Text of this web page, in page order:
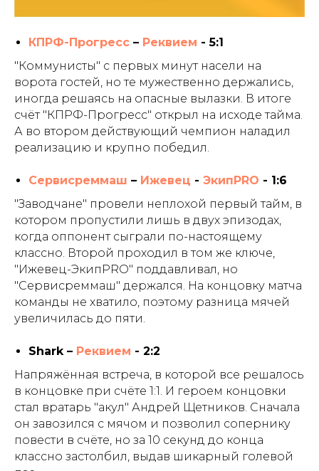
КПРФ-Прогресс – Реквием - 5:1
"Коммунисты" с первых минут насели на
ворота гостей, но те мужественно держались,
иногда решаясь на опасные вылазки. В итоге
счёт "КПРФ-Прогресс" открыл на исходе тайма.
А во втором действующий чемпион наладил
реализацию и крупно победил.
Сервисреммаш – Ижевец - ЭкипPRO - 1:6
"Заводчане" провели неплохой первый тайм, в
котором пропустили лишь в двух эпизодах,
когда оппонент сыграли по-настоящему
классно. Второй проходил в том же ключе,
"Ижевец-ЭкипPRO" поддавливал, но
"Сервисреммаш" держался. На концовку матча
команды не хватило, поэтому разница мячей
увеличилась до пяти.
Shark – Реквием - 2:2
Напряжённая встреча, в которой все решалось
в концовке при счёте 1:1. И героем концовки
стал вратарь "акул" Андрей Щетников. Сначала
он завозился с мячом и позволил сопернику
повести в счёте, но за 10 секунд до конца
классно застолбил, выдав шикарный голевой